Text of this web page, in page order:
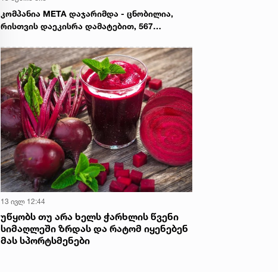
კომპანია META დაჯარიმდა - ცნობილია,
რისთვის დაეკისრა დამატებით, 567
13 ივლ 12:44
უწყობს თუ არა ხელს ჭარხლის წვენი
სიმაღლეში ზრდას და რატომ იყენებენ
მას სპორტსმენები